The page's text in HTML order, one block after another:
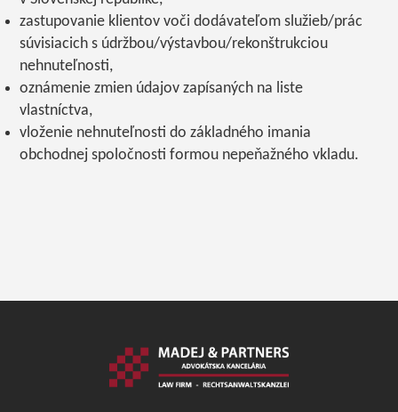
zastupovanie klientov voči dodávateľom služieb/prác
súvisiacich s údržbou/výstavbou/rekonštrukciou
nehnuteľnosti,
oznámenie zmien údajov zapísaných na liste
vlastníctva,
vloženie nehnuteľnosti do základného imania
obchodnej spoločnosti formou nepeňažného vkladu.